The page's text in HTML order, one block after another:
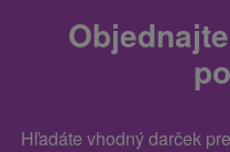
Hľadáte vhodný darček